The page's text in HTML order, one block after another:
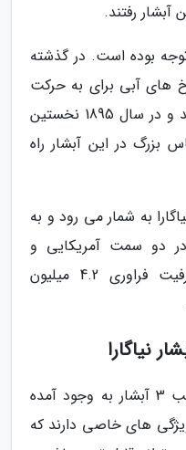
بوده است. در گذشته
های آبی برای به حرکت
درآوردن آسیاب ها مهار می کردند و در سال 1895 نخستین
بزرگ در این آبشار راه
به شمار می رود و به
دو سمت آمریکایی و
کانادایی آبشار که مجموع ظرفیت فراوری 4.2 میلیون
نیاگارا
گفته شد که آبشار نیاگارا از ترکیب 3 آبشار به وجود آمده
های خاصی دارند که